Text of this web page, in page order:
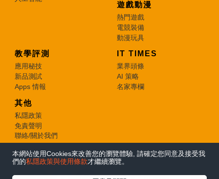
本網站使用Cookies來改善您的瀏覽體驗, 請確定您同意及接受我
們的私隱政策與使用條款才繼續瀏覽。
遊戲動漫
熱門遊戲
電競裝備
動漫玩具
教學評測
應用秘技
新品測試
Apps 情報
IT TIMES
業界頭條
AI 策略
名家專欄
其他
私隱政策
免責聲明
聯絡/關於我們
© 2026 e-zone. All Rights Reserved.